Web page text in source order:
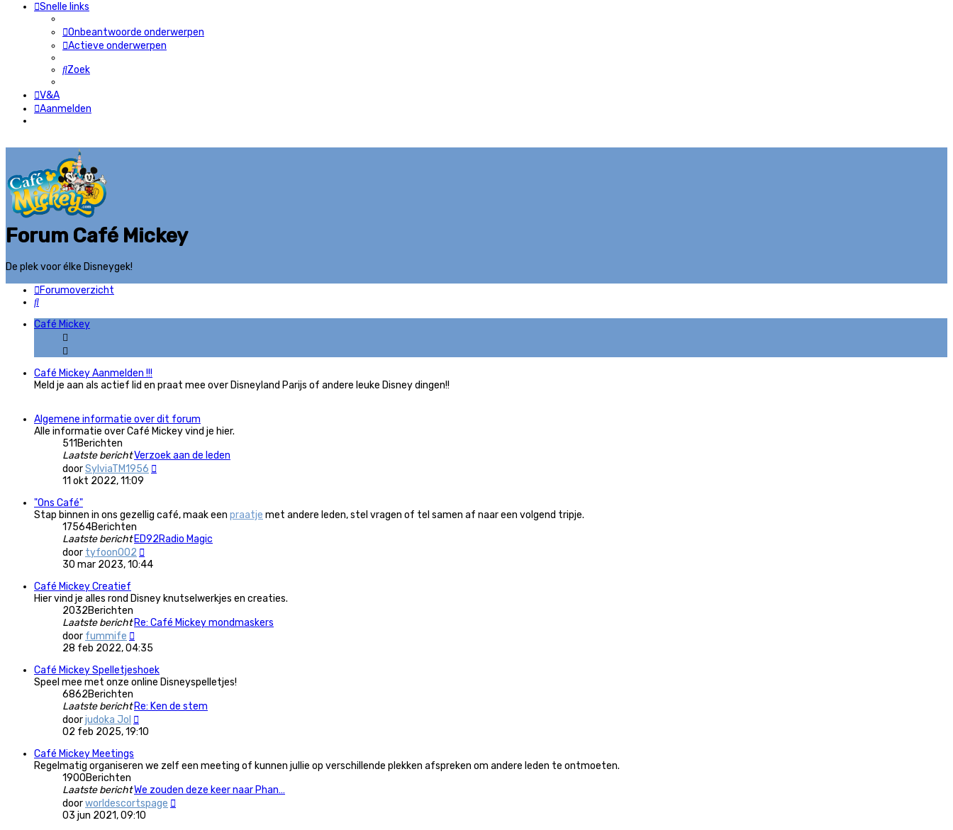
Snelle links
Onbeantwoorde onderwerpen
Actieve onderwerpen
Zoek
V&A
Aanmelden
Forum Café Mickey
De plek voor élke Disneygek!
Forumoverzicht
Zoek
Café Mickey
Café Mickey Aanmelden !!!
Meld je aan als actief lid en praat mee over Disneyland Parijs of andere leuke Disney dingen!!
Algemene informatie over dit forum
Alle informatie over Café Mickey vind je hier.
511 Berichten
Laatste berichtVerzoek aan de leden
doorSylviaTM1956
11 okt 2022, 11:09
"Ons Café"
Stap binnen in ons gezellig café, maak een praatje met andere leden, stel vragen of tel samen af naar een volgend tripje.
17564Berichten
Laatste bericht ED92Radio Magic
door tyfoon002
laatste
30 mar 2023, 10:44
Café Mickey Creatief
Hier vind je alles rond Disney knutselwerkjes en creaties.
2032Berichten
Laatste bericht Re: Café Mickey mondmaskers
door fummife
laatste
28 feb 2022, 04:35
Café Mickey Spelletjeshoek
Speel mee met onze online Disneyspelletjes!
6862Berichten
Laatste bericht Re: Ken de stem
doorjudoka Jol
laatste
02 feb 2025, 19:10
Café Mickey Meetings
Regelmatig organiseren we zelf een meeting of kunnen jullie op verschillende plekken afspreken om andere leden te ontmoeten.
1900Berichten
Laatste berichtWe zouden deze keer naar Phan…
doorworldescortspage
03 jun 2021, 09:10